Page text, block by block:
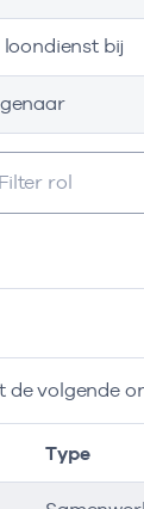
loondienst bij
de volgende
Type